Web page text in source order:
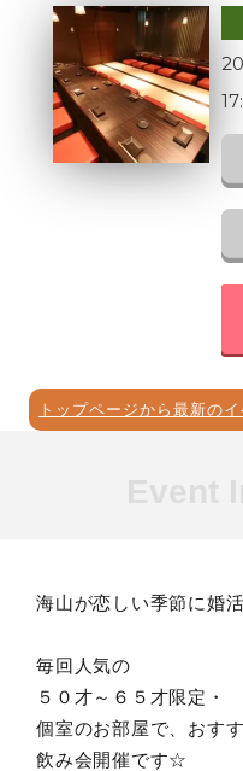
トップページから最新の
海山が恋しい季節に婚
毎回人気の
５０才～６５才限定・
個室のお部屋で、おす
飲み会開催です☆